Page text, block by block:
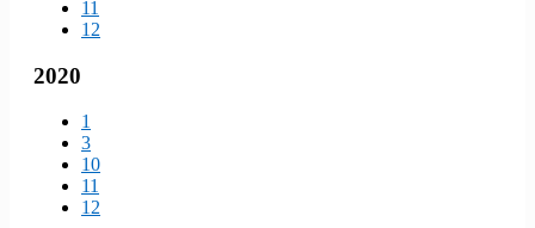
11
12
2020
1
3
10
11
12